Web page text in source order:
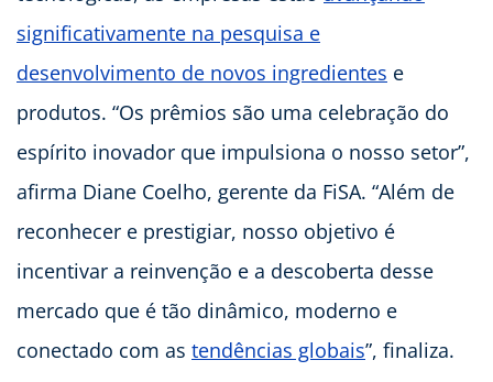
significativamente na pesquisa e
desenvolvimento de novos ingredientes e
produtos. “Os prêmios são uma celebração do
espírito inovador que impulsiona o nosso setor”,
afirma Diane Coelho, gerente da FiSA. “Além de
reconhecer e prestigiar, nosso objetivo é
incentivar a reinvenção e a descoberta desse
mercado que é tão dinâmico, moderno e
conectado com as tendências globais”, finaliza.